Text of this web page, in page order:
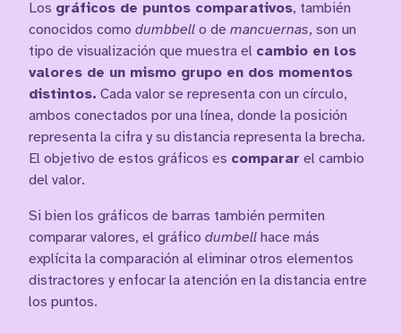
Los gráficos de puntos comparativos, también
conocidos como dumbbell o de mancuernas, son un
tipo de visualización que muestra el cambio en los
valores de un mismo grupo en dos momentos
distintos. Cada valor se representa con un círculo,
ambos conectados por una línea, donde la posición
representa la cifra y su distancia representa la brecha.
El objetivo de estos gráficos es comparar el cambio
del valor.
Si bien los gráficos de barras también permiten
comparar valores, el gráfico dumbell hace más
explícita la comparación al eliminar otros elementos
distractores y enfocar la atención en la distancia entre
los puntos.